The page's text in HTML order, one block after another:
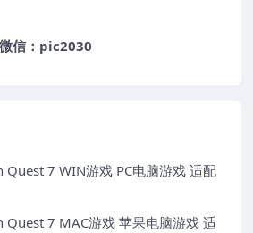
信：pic2030
Quest 7 WIN游戏 PC电脑游戏 适配
Quest 7 MAC游戏 苹果电脑游戏 适